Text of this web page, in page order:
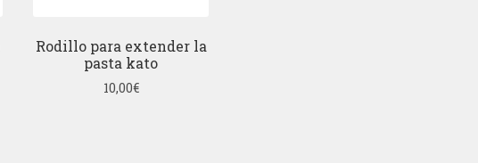
Rodillo para extender la
pasta kato
10,00€